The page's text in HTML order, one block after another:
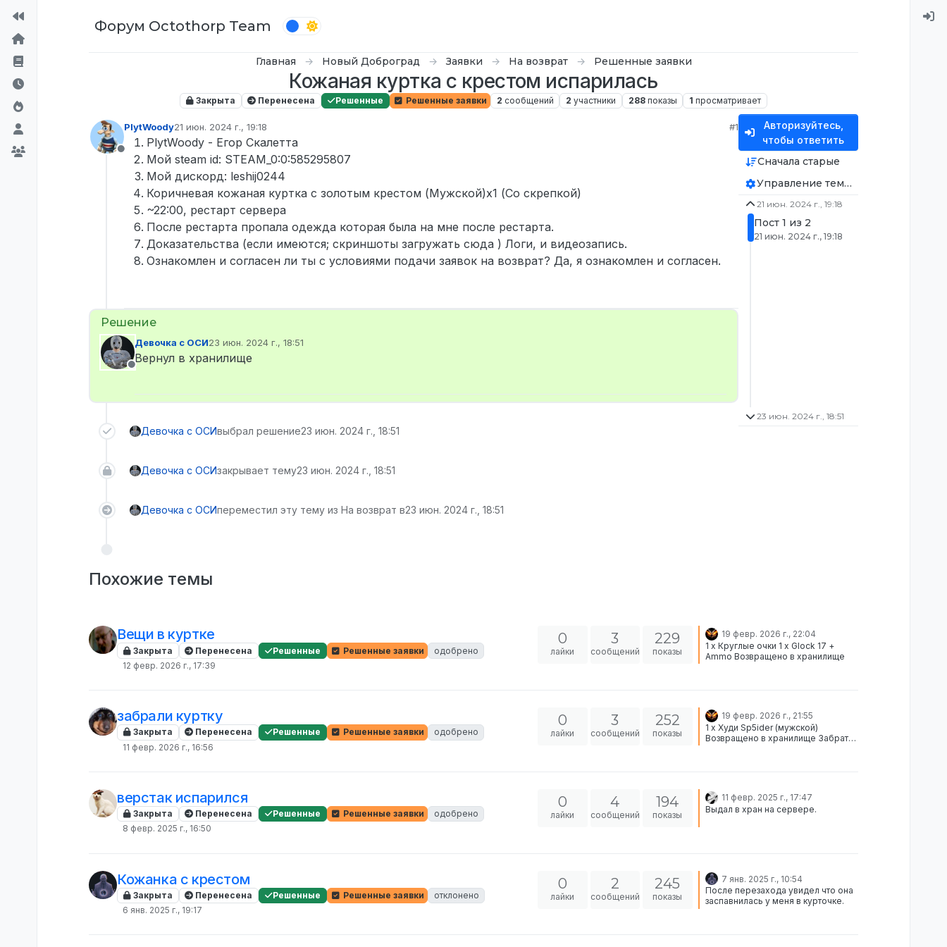
Форум Octothorp Team
Главная Новый Доброград Заявки На возврат Решенные заявки
Кожаная куртка с крестом испарилась
Закрыта Перенесена Решенные Решенные заявки 2 сообщений 2 участники 288 показы 1 просматривает
Не в сети
PlytWoody21 июн. 2024 г., 19:18
отредактировано
#1
PlytWoody - Егор Скалетта
Мой steam id: STEAM_0:0:585295807
Мой дискорд: leshij0244
Коричневая кожаная куртка с золотым крестом (Мужской)х1 (Со скрепкой)
~22:00, рестарт сервера
После рестарта пропала одежда которая была на мне после рестарта.
Доказательства (если имеются; скриншоты загружать сюда ) Логи, и видеозапись.
Ознакомлен и согласен ли ты с условиями подачи заявок на возврат? Да, я ознакомлен и согласен.
Не в сети
Девочка с ОСИ23 июн. 2024 г., 18:51
отредактировано
Вернул в хранилище
Девочка с ОСИвыбрал решение23 июн. 2024 г., 18:51
Девочка с ОСИзакрывает тему23 июн. 2024 г., 18:51
Девочка с ОСИпереместил эту тему из На возврат в23 июн. 2024 г., 18:51
Авторизуйтесь,
чтобы ответить
Сначала старые
Управление темой
21 июн. 2024 г., 19:18
Пост 1 из 2
21 июн. 2024 г., 19:18
23 июн. 2024 г., 18:51
Похожие темы
Вещи в куртке
Закрыта Перенесена Решенные Решенные заявки
одобрено
12 февр. 2026 г., 17:39
0
лайки
3
сообщений
229
показы
19 февр. 2026 г., 22:04
1 x Круглые очки 1 x Glock 17 +
Ammo Возвращено в хранилище
забрали куртку
Закрыта Перенесена Решенные Решенные заявки
одобрено
11 февр. 2026 г., 16:56
0
лайки
3
сообщений
252
показы
19 февр. 2026 г., 21:55
1 x Худи Sp5ider (мужской)
Возвращено в хранилище Забрать
верстак испарился
Закрыта Перенесена Решенные Решенные заявки
одобрено
8 февр. 2025 г., 16:50
0
лайки
4
сообщений
194
показы
11 февр. 2025 г., 17:47
Выдал в хран на сервере.
Кожанка с крестом
Закрыта Перенесена Решенные Решенные заявки
отклонено
6 янв. 2025 г., 19:17
0
лайки
2
сообщений
245
показы
7 янв. 2025 г., 10:54
После перезахода увидел что она
заспавнилась у меня в курточке.